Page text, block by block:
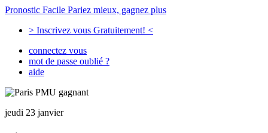
Pronostic Facile Pariez mieux, gagnez plus
> Inscrivez vous Gratuitement! <
connectez vous
mot de passe oublié ?
aide
jeudi 23 janvier